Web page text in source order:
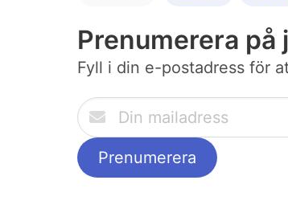
Prenumerera på
Fyll i din e-postadress för